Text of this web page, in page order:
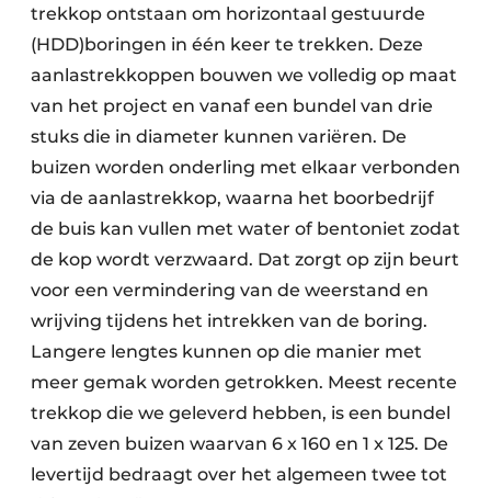
trekkop ontstaan om horizontaal gestuurde
(HDD)boringen in één keer te trekken. Deze
aanlastrekkoppen bouwen we volledig op maat
van het project en vanaf een bundel van drie
stuks die in diameter kunnen variëren. De
buizen worden onderling met elkaar verbonden
via de aanlastrekkop, waarna het boorbedrijf
de buis kan vullen met water of bentoniet zodat
de kop wordt verzwaard. Dat zorgt op zijn beurt
voor een vermindering van de weerstand en
wrijving tijdens het intrekken van de boring.
Langere lengtes kunnen op die manier met
meer gemak worden getrokken. Meest recente
trekkop die we geleverd hebben, is een bundel
van zeven buizen waarvan 6 x 160 en 1 x 125. De
levertijd bedraagt over het algemeen twee tot